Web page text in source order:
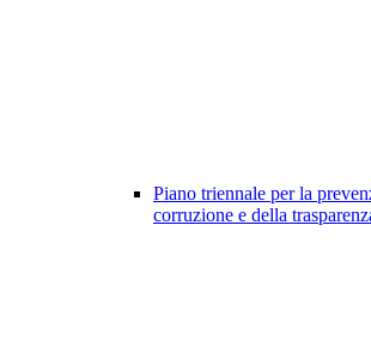
Piano triennale per la
corruzione e della